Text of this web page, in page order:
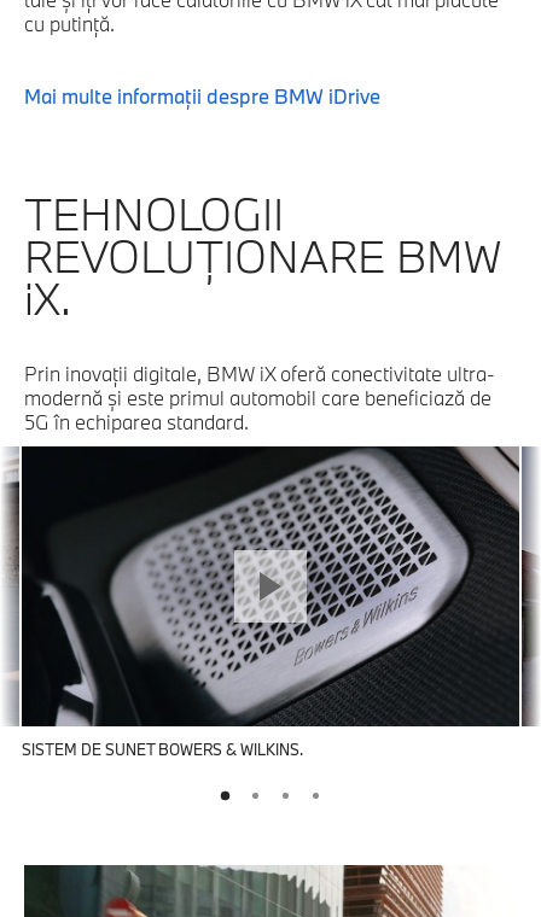
cu putinţă.
Mai multe informaţii despre BMW iDrive
TEHNOLOGII
REVOLUȚIONARE BMW
iX.
Prin inovaţii digitale, BMW iX oferă conectivitate ultra-
modernă şi este primul automobil care beneficiază de
5G în echiparea standard.
SISTEM DE SUNET BOWERS & WILKINS.